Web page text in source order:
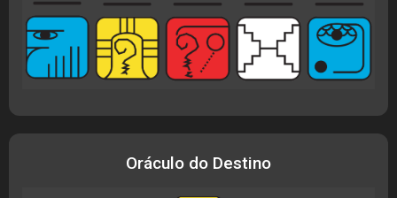
Oráculo do Destino